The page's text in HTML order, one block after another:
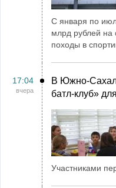
С января по
млрд рублей на
походы в
17:04
вчера
В Южно-
батл-клуб»
Участниками